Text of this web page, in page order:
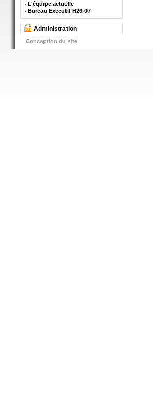
L'équipe actuelle
Bureau Executif H26-07
Administration
Conception du site